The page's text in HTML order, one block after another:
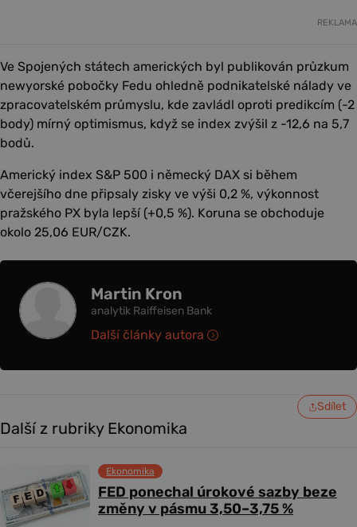
REKLAMA
Ve Spojených státech amerických byl publikován průzkum
newyorské pobočky Fedu ohledně podnikatelské nálady ve
zpracovatelském průmyslu, kde zavládl oproti predikcím (-2
body) mírný optimismus, když se index zvýšil z -12,6 na 5,7
bodů.
Americký index S&P 500 i německý DAX si během
včerejšího dne připsaly zisky ve výši 0,2 %, výkonnost
pražského PX byla lepší (+0,5 %). Koruna se obchoduje
okolo 25,06 EUR/CZK.
Martin Kron
analytik Raiffeisen Bank
Další články autora
Sdílet
Další z rubriky Ekonomika
FED ponechal úrokové sazby beze
změny v pásmu 3,50–3,75 %
Ekonomika